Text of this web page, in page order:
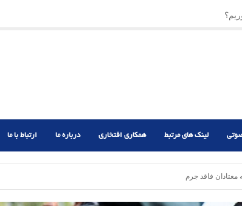
لینک های مرتبط همکاری افتخاری درباره ما ارتباط با ما
فاقد جرم